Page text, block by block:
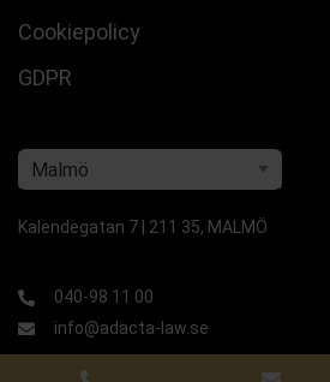
Cookiepolicy
GDPR
Kalendegatan 7 | 211 35, MALMÖ
040-98 11 00
info@adacta-law.se